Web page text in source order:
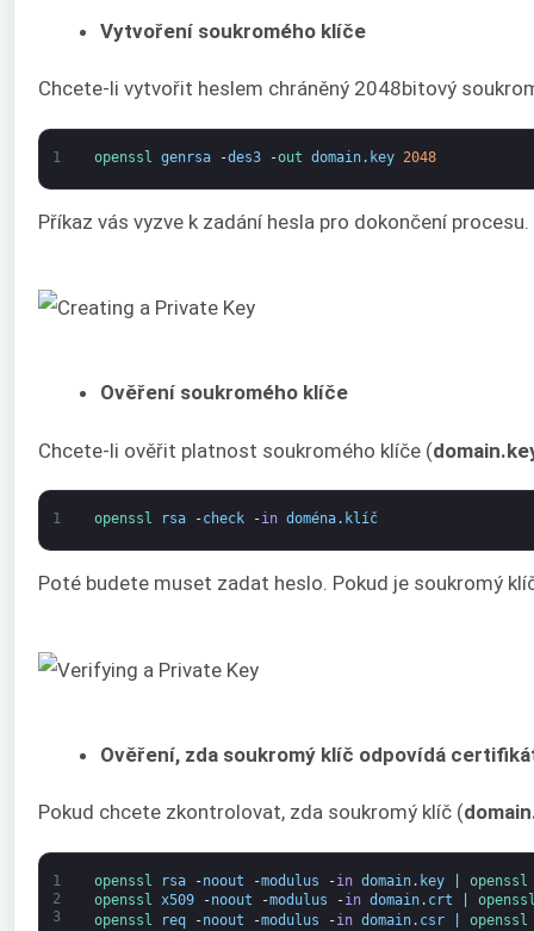
Vytvoření soukromého klíče
Chcete-li vytvořit heslem chráněný 2048bitový
1 openssl genrsa -des3 -out domain. key 2048
Příkaz vás vyzve k zadání hesla pro dokončení
Ověření soukromého klíče
Chcete-li ověřit platnost soukromého klíče (
1 openssl rsa -check -in doména. klíč
Poté budete muset zadat heslo. Pokud je soukromý
Ověření, zda soukromý klíč odpovídá
Pokud chcete zkontrolovat, zda soukromý klíč (
1
2
3
openssl rsa -noout -modulus -in domain. key
openssl x509 -noout -modulus -in domain. crt
openssl
req -noout -modulus -in domain. csr